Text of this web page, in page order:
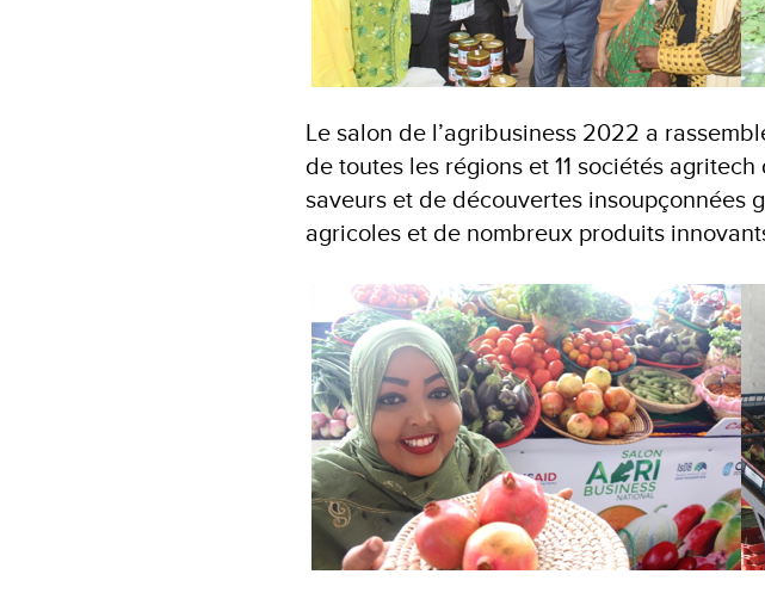
Le salon de l’agribusiness 2022 a
de toutes les régions et 11 sociétés
saveurs et de découvertes insoupçonnées
agricoles et de nombreux produits